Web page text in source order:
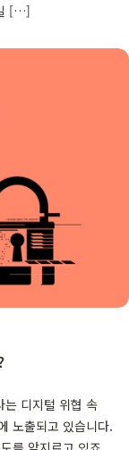
[…]
는 디지털 위협 속
노출되고 있습니다.